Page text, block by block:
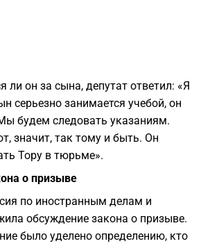
ли он за сына, депутат ответил: «Я
серьезно занимается учебой, он
будем следовать указаниям.
значит, так тому и быть. Он
Тору в тюрьме».
о призыве
по иностранным делам и
обсуждение закона о призыве.
было уделено определению, кто